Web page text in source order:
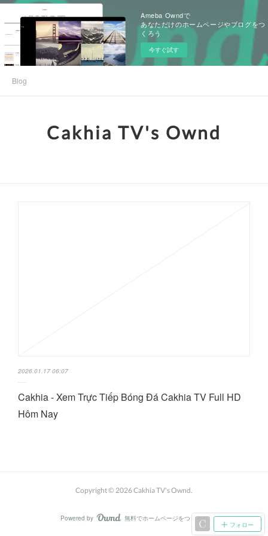
Ameba Owndで
あなただけのホームページやブログをつ
くろう
今すぐ試す
Blog
Cakhia TV's Ownd
2026.01.17 06:07
Cakhia - Xem Trực Tiếp Bóng Đá Cakhia TV Full HD
Hôm Nay
フォロー
Copyright © 2026Cakhia TV's Ownd.
Powered by AmebaOwnd
無料でホームページをつくろう